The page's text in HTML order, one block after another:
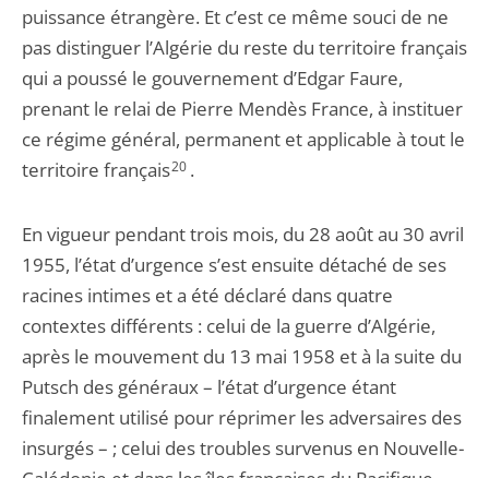
puissance étrangère. Et c’est ce même souci de ne
pas distinguer l’Algérie du reste du territoire français
qui a poussé le gouvernement d’Edgar Faure,
prenant le relai de Pierre Mendès France, à instituer
ce régime général, permanent et applicable à tout le
territoire français20.
En vigueur pendant trois mois, du 28 août au 30 avril
1955, l’état d’urgence s’est ensuite détaché de ses
racines intimes et a été déclaré dans quatre
contextes différents : celui de la guerre d’Algérie,
après le mouvement du 13 mai 1958 et à la suite du
Putsch des généraux – l’état d’urgence étant
finalement utilisé pour réprimer les adversaires des
insurgés – ; celui des troubles survenus en Nouvelle-